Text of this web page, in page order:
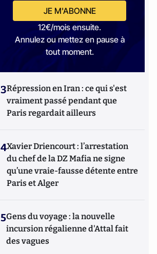
JE M'ABONNE
12€/mois ensuite.
Annulez ou mettez en pause à
tout moment.
3Répression en Iran : ce qui s'est
vraiment passé pendant que
Paris regardait ailleurs
4Xavier Driencourt : l’arrestation
du chef de la DZ Mafia ne signe
qu’une vraie-fausse détente entre
Paris et Alger
5Gens du voyage : la nouvelle
incursion régalienne d'Attal fait
des vagues